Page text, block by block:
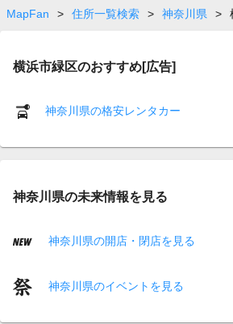
MapFan > 住所一覧検索 > 神奈川県 >
横浜市緑区のおすすめ[広告]
神奈川県の格安レンタカー
神奈川県の未来情報を見る
神奈川県の開店・閉店を見る
神奈川県のイベントを見る